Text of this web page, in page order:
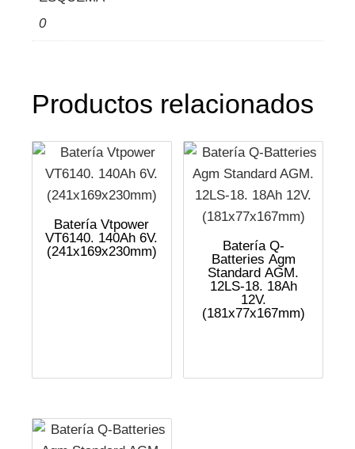
0
Productos relacionados
Batería Vtpower
VT6140. 140Ah 6V.
(241x169x230mm)
Batería Q-
Batteries Agm
Standard AGM.
12LS-18. 18Ah
12V.
(181x77x167mm)